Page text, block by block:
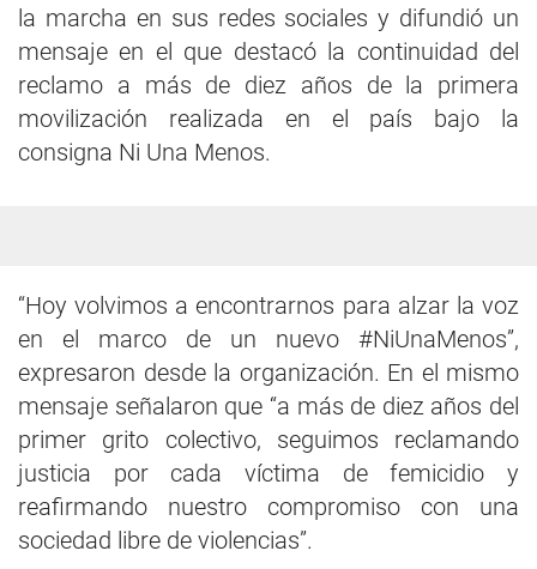
la marcha en sus redes sociales y difundió un
mensaje en el que destacó la continuidad del
reclamo a más de diez años de la primera
movilización realizada en el país bajo la
consigna Ni Una Menos.
“Hoy volvimos a encontrarnos para alzar la voz
en el marco de un nuevo #NiUnaMenos”,
expresaron desde la organización. En el mismo
mensaje señalaron que “a más de diez años del
primer grito colectivo, seguimos reclamando
justicia por cada víctima de femicidio y
reafirmando nuestro compromiso con una
sociedad libre de violencias”.